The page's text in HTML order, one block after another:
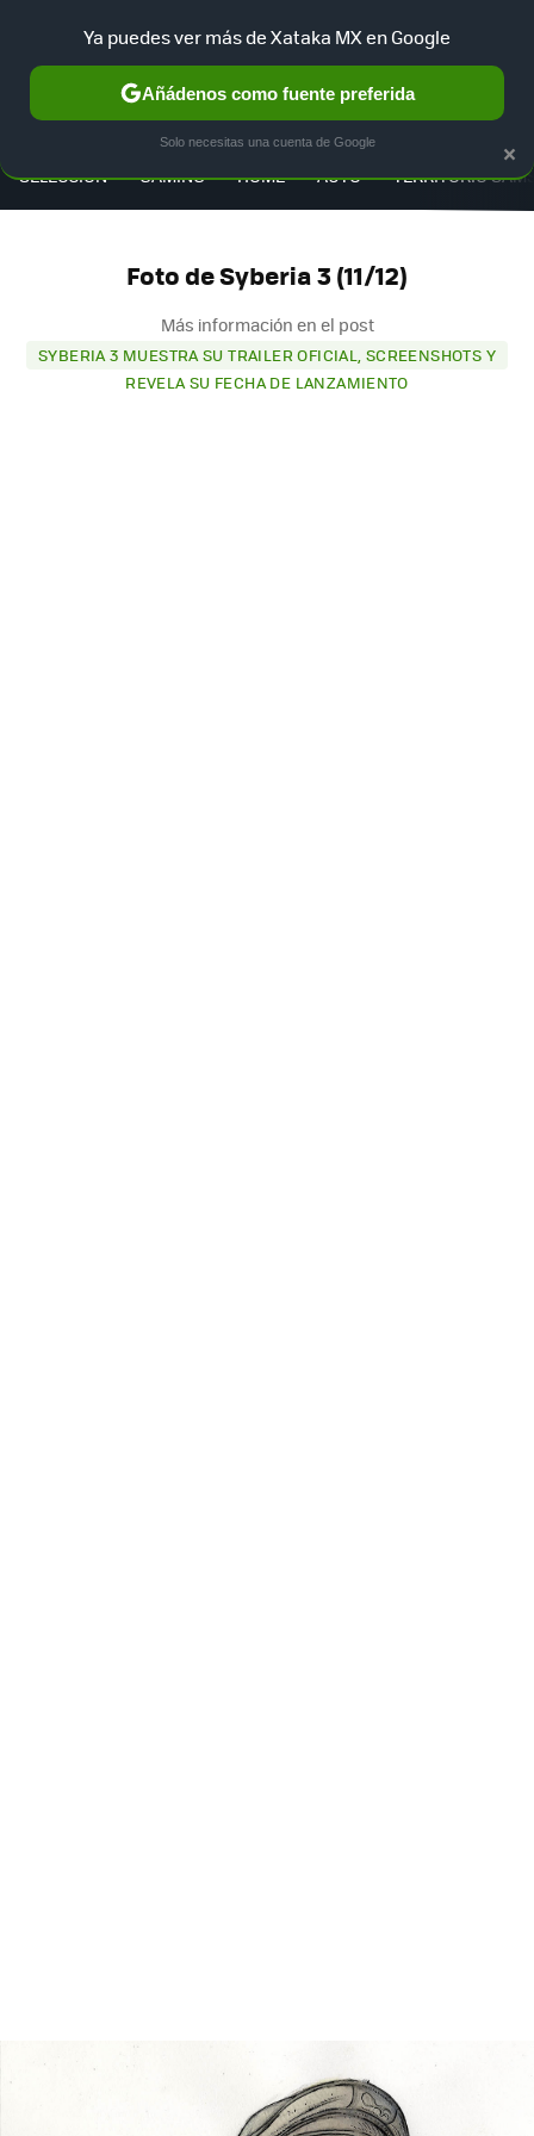
SELECCIÓN GAMING HOME AUTO TERRITORIO
Foto de Syberia 3 (11/12)
Más información en el post
SYBERIA 3 MUESTRA SU TRAILER OFICIAL, SCREENSHOTS Y
REVELA SU FECHA DE LANZAMIENTO
×
Ya puedes ver más de Xataka MX en Google
Añádenos como fuente preferida
Solo necesitas una cuenta de Google